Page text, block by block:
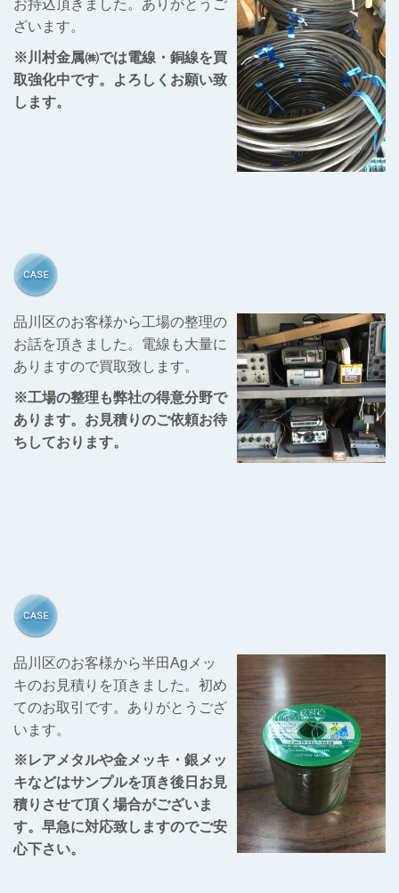
お持込頂きました。ありがとうご
ざいます。
※川村金属㈱では電線・銅線を買
取強化中です。よろしくお願い致
します。
品川区のお客様から工場の整理の
お話を頂きました。電線も大量に
ありますので買取致します。
※工場の整理も弊社の得意分野で
あります。お見積りのご依頼お待
ちしております。
品川区のお客様から半田Agメッ
キのお見積りを頂きました。初め
てのお取引です。ありがとうござ
います。
※レアメタルや金メッキ・銀メッ
キなどはサンプルを頂き後日お見
積りさせて頂く場合がございま
す。早急に対応致しますのでご安
心下さい。